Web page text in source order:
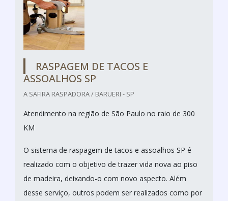
RASPAGEM DE TACOS E
ASSOALHOS SP
A SAFIRA RASPADORA / BARUERI - SP
Atendimento na região de São Paulo no raio de 300
KM
O sistema de raspagem de tacos e assoalhos SP é
realizado com o objetivo de trazer vida nova ao piso
de madeira, deixando-o com novo aspecto. Além
desse serviço, outros podem ser realizados como por